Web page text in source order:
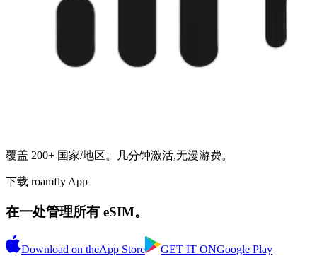
覆盖 200+ 国家/地区。几分钟激活,无漫游费。
下载 roamfly App
在一处管理所有 eSIM。
Download on theApp Store GET IT ONGoogle Play